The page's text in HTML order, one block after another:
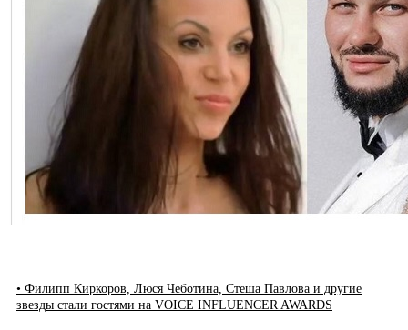
• Филипп Киркоров, Люся Чеботина, Стеша Павлова и другие
звезды стали гостями на VOICE INFLUENCER AWARDS